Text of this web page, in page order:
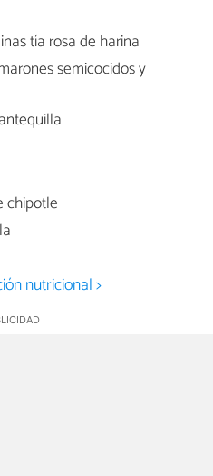
tía rosa de harina
semicocidos y
chipotle
nutricional >